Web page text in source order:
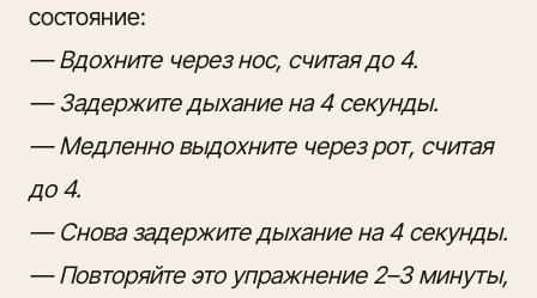
состояние:
— Вдохните через нос, считая до 4.
— Задержите дыхание на 4 секунды.
— Медленно выдохните через рот, считая
до 4.
— Снова задержите дыхание на 4 секунды.
— Повторяйте это упражнение 2–3 минуты,